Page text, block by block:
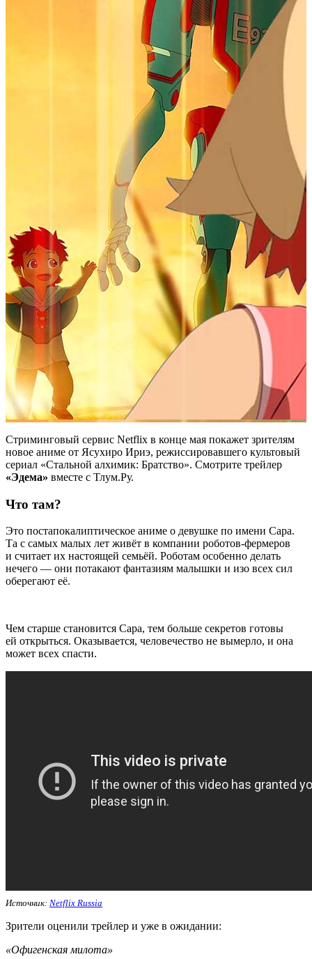
Стриминговый сервис Netflix в конце мая покажет зрителям
новое аниме от Ясухиро Ириэ, режиссировавшего культовый
сериал «Стальной алхимик: Братство». Смотрите трейлер
«Эдема» вместе с Тлум.Ру.
Что там?
Это постапокалиптическое аниме о девушке по имени Сара.
Та с самых малых лет живёт в компании роботов-фермеров
и считает их настоящей семьёй. Роботам особенно делать
нечего — они потакают фантазиям малышки и изо всех сил
оберегают её.
Чем старше становится Сара, тем больше секретов готовы
ей открыться. Оказывается, человечество не вымерло, и она
может всех спасти.
Источник: Netflix Russia
Зрители оценили трейлер и уже в ожидании:
«Офигенская милота»